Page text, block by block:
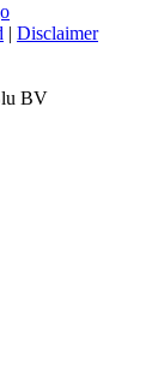
| Disclaimer
BV